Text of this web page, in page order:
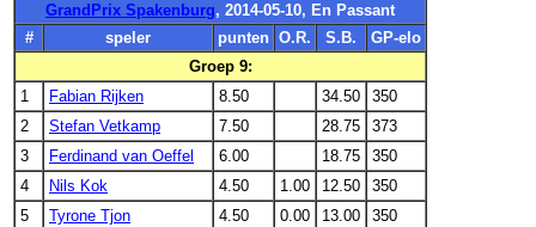
GrandPrix Spakenburg, 2014-05-10, En Passant
#
speler punten O.R. S.B.
GP-elo
Groep 9:
1
Fabian Rijken 8.50 34.50
350
2
Stefan Vetkamp 7.50 28.75
373
3
Ferdinand van Oeffel 6.00 18.75
350
4
Nils Kok 4.50 1.00 12.50
350
5
Tyrone Tjon 4.50 0.00 13.00
350